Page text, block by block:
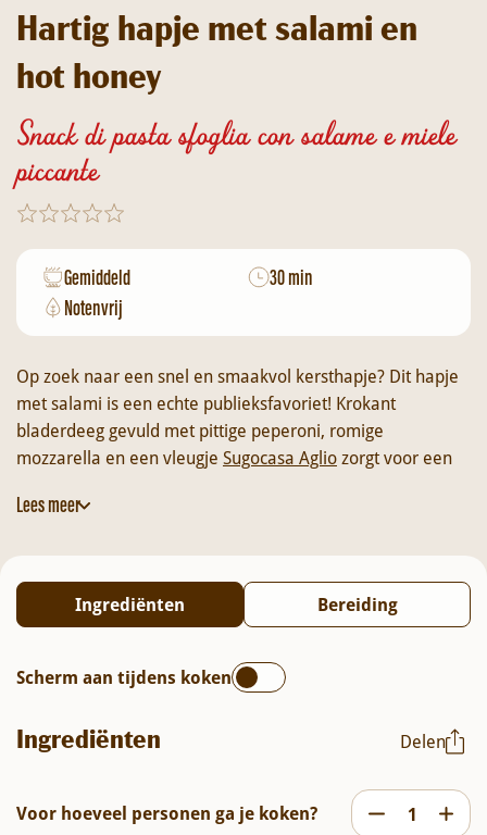
Hartig hapje met salami en
hot honey
Snack di pasta sfoglia con salame e miele
piccante
Gemiddeld
30 min
Notenvrij
Op zoek naar een snel en smaakvol kersthapje? Dit hapje
met salami is een echte publieksfavoriet! Krokant
bladerdeeg gevuld met pittige peperoni, romige
mozzarella en een vleugje Sugocasa Aglio zorgt voor een
honey, Parmezaanse kaas en verse basilicum is dit hapje
hartige snack tijdens een gezellige avond. Met dit recept
maak je van elk moment een feestje!
Lees meer
Ingrediënten Bereiding
Scherm aan tijdens koken
Ingrediënten Delen
Voor hoeveel personen ga je koken?